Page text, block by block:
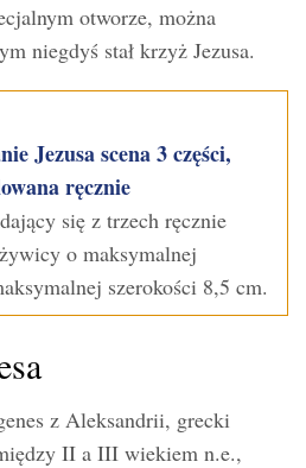
otworze, można
niegdyś stał krzyż Jezusa.
Jezusa scena 3 części,
ręcznie
się z trzech ręcznie
o maksymalnej
szerokości 8,5 cm.
z Aleksandrii, grecki
II a III wiekiem n.e.,